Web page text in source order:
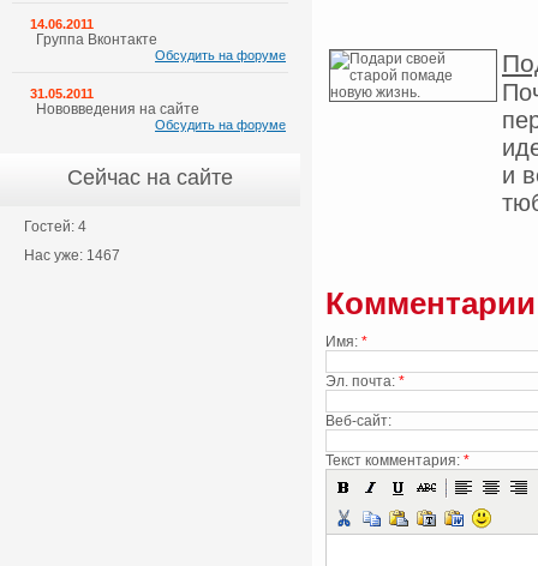
и
Комментарии
Имя: *
Эл. почта: *
Веб-сайт:
Текст комментария: *
14.06.2011
Группа Вконтакте
Обсудить на форуме
31.05.2011
Нововведения на сайте
Обсудить на форуме
Сейчас на сайте
Гостей: 4
Нас уже: 1467